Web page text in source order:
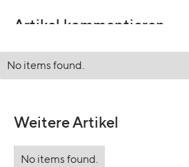
Artikel kommentieren
No items found.
Weitere Artikel
No items found.